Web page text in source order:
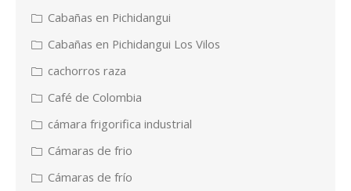
Cabañas en Pichidangui
Cabañas en Pichidangui Los Vilos
cachorros raza
Café de Colombia
cámara frigorifica industrial
Cámaras de frio
Cámaras de frío